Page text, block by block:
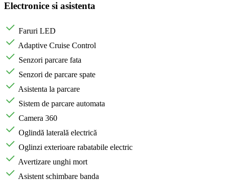
Electronice si asistenta
Faruri LED
Adaptive Cruise Control
Senzori parcare fata
Senzori de parcare spate
Asistenta la parcare
Sistem de parcare automata
Camera 360
Oglindă laterală electrică
Oglinzi exterioare rabatabile electric
Avertizare unghi mort
Asistent schimbare banda